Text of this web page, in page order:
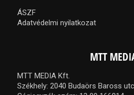
ÁSZF
Adatvédelmi nyilatkozat
MTT
MTT MEDIA Kft.
Székhely: 2040 Budaörs Baross